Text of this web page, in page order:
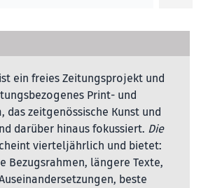
ein freies Zeitungsprojekt und
Print- und
das zeitgenössische Kunst und
darüber hinaus fokussiert. Die
vierteljährlich und bietet:
Bezugsrahmen, längere Texte,
beste